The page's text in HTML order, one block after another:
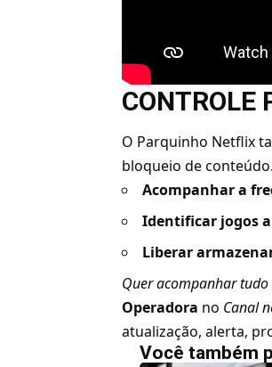
CONTROLE
O Parquinho Netflix
bloqueio de
Acompanhar a
Identificar jogos
Liberar
Quer acompanhar
Operadora no Canal
atualização, alerta,
Você também